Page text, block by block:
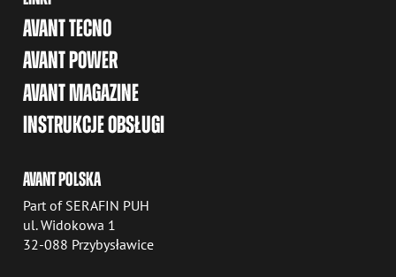
AVANT TECNO
AVANT POWER
AVANT MAGAZINE
INSTRUKCJE OBSŁUGI
AVANT POLSKA
Part of SERAFIN PUH
ul. Widokowa 1
32-088 Przybysławice